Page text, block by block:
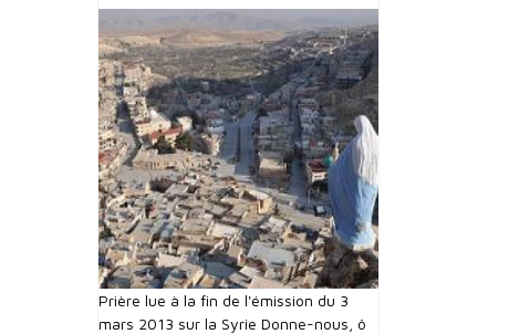
Prière lue à la fin de l'émission du 3
mars 2013 sur la Syrie Donne-nous, ô